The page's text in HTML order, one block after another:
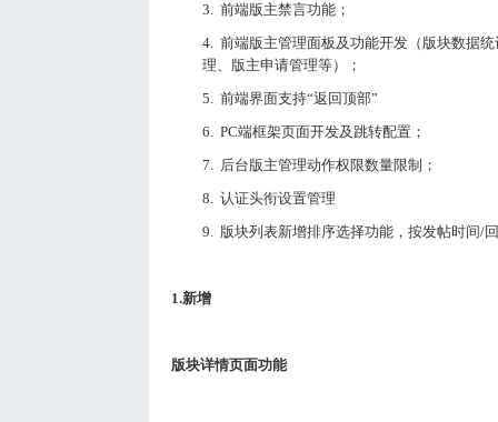
3. 前端版主禁言功能；
4. 前端版主管理面板及功能开发（版块数据
理、版主申请管理等）；
5. 前端界面支持“返回顶部”
6. PC端框架页面开发及跳转配置；
7. 后台版主管理动作权限数量限制；
8. 认证头衔设置管理
9. 版块列表新增排序选择功能，按发帖时间/
1.新增
版块详情页面功能